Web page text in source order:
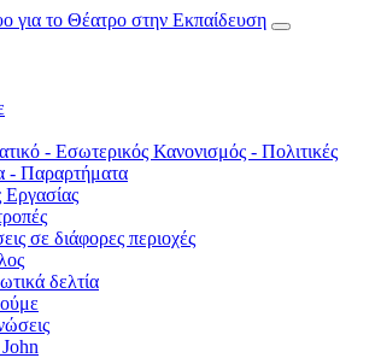
- Εσωτερικός Κανονισμός - Πολιτικές
- Παραρτήματα
σε διάφορες περιοχές
δελτία